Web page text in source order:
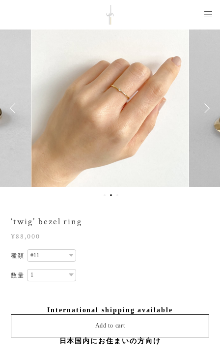
‘twig’ bezel ring
¥88,000
種類
数量
International shipping available
Add to cart
日本国内にお住まいの方向け